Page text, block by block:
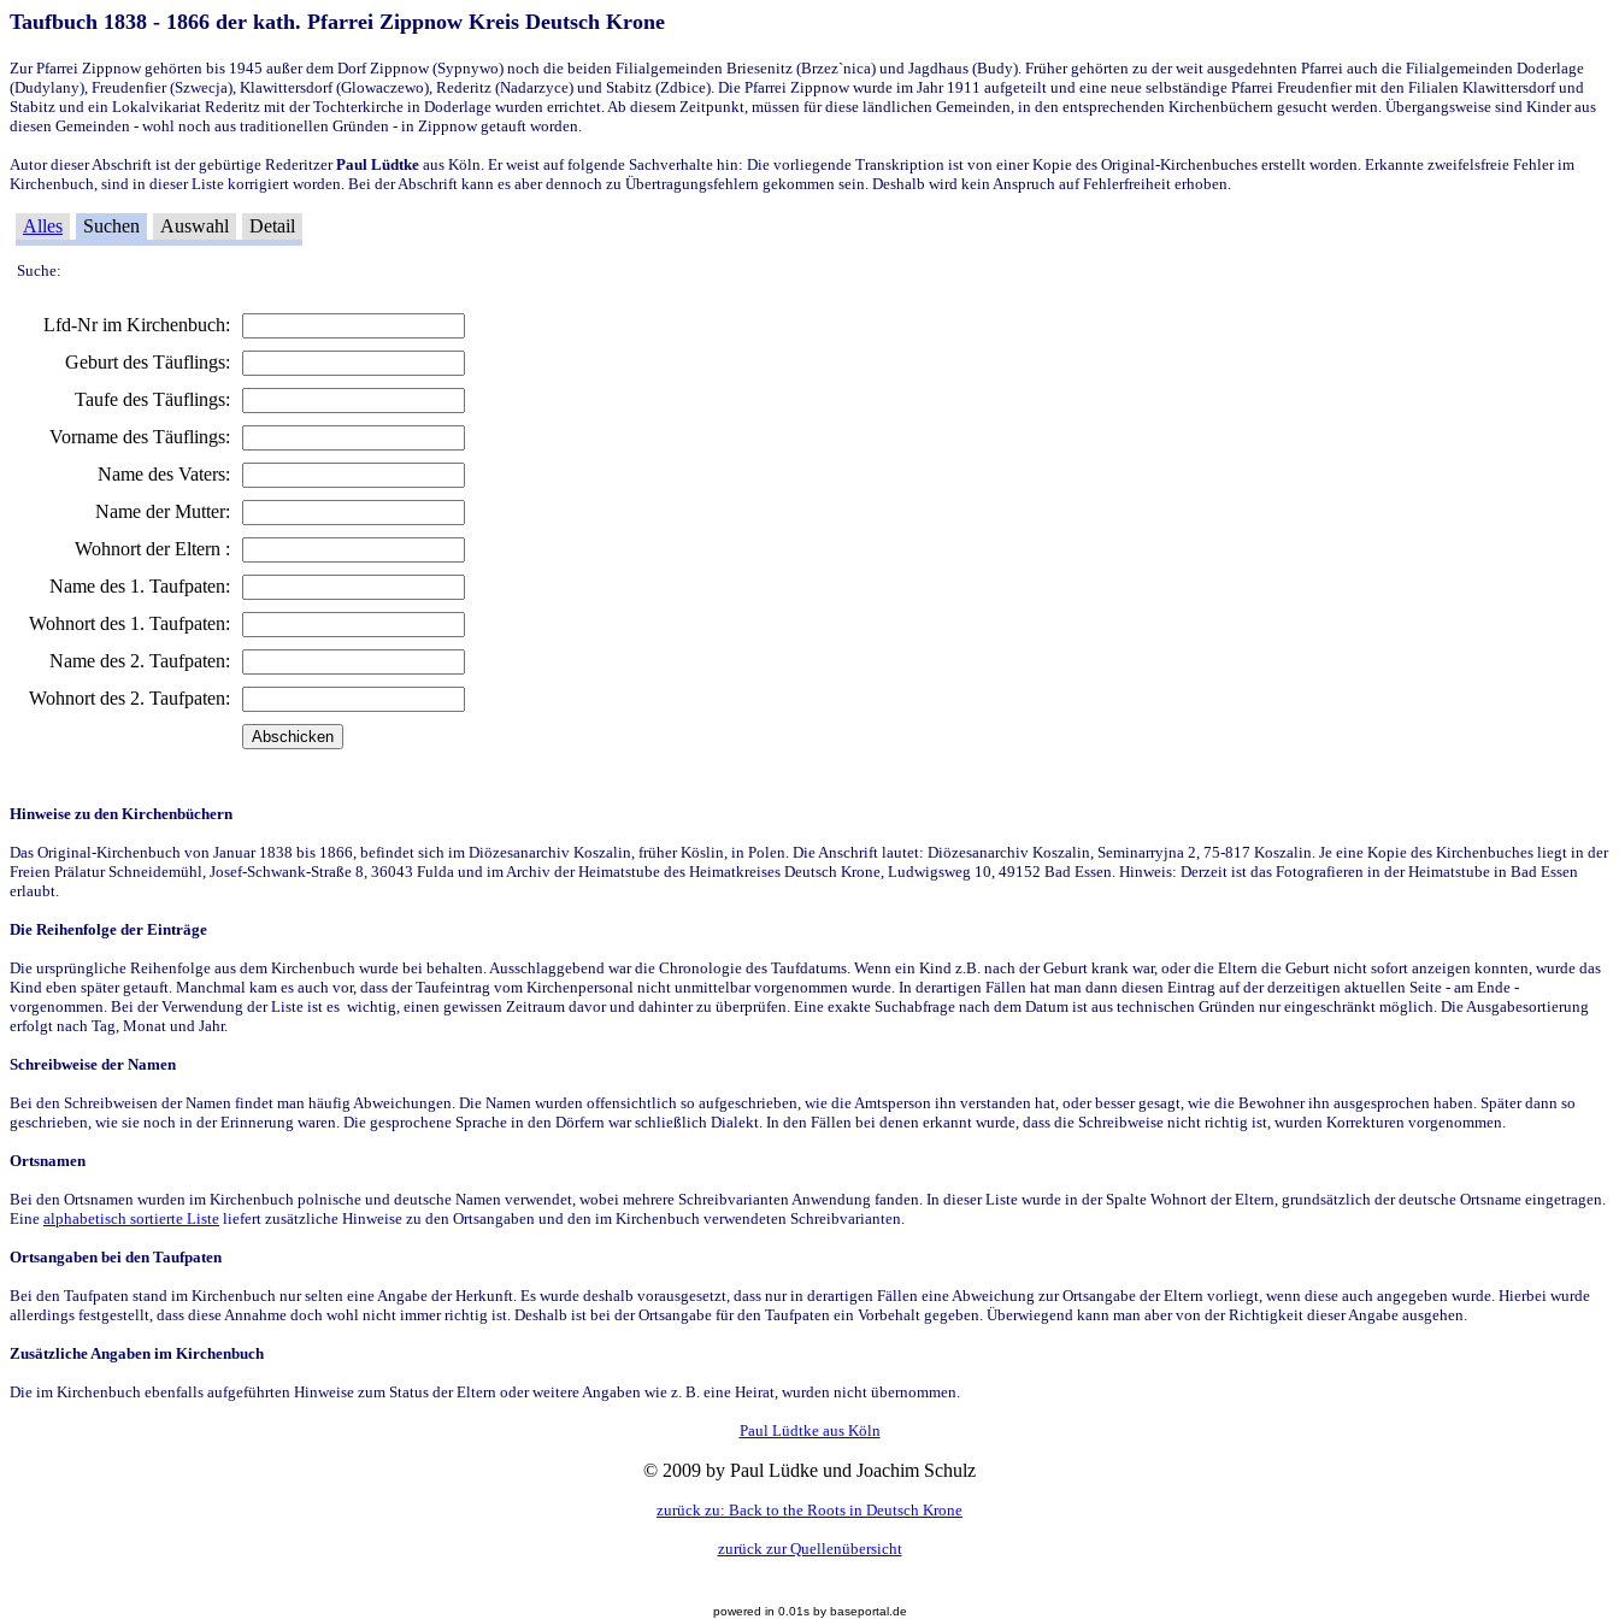
Taufbuch 1838 - 1866 der kath. Pfarrei Zippnow Kreis Deutsch Krone
Zur Pfarrei Zippnow gehörten bis 1945 außer dem Dorf Zippnow (Sypnywo) noch die beiden Filialgemeinden Briesenitz (Brzez`nica) und Jagdhaus (Budy). Früher gehörten zu der weit ausgedehnten Pfarrei auch die Filialgemeinden Doderlage
(Dudylany), Freudenfier (Szwecja), Klawittersdorf (Glowaczewo), Rederitz (Nadarzyce) und Stabitz (Zdbice). Die Pfarrei Zippnow wurde im Jahr 1911 aufgeteilt und eine neue selbständige Pfarrei Freudenfier mit den Filialen Klawittersdorf und
Stabitz und ein Lokalvikariat Rederitz mit der Tochterkirche in Doderlage wurden errichtet. Ab diesem Zeitpunkt, müssen für diese ländlichen Gemeinden, in den entsprechenden Kirchenbüchern gesucht werden. Übergangsweise sind Kinder aus
diesen Gemeinden - wohl noch aus traditionellen Gründen - in Zippnow getauft worden.
Autor dieser Abschrift ist der gebürtige RederitzerPaul Lüdtke aus Köln. Er weist auf folgende Sachverhalte hin: Die vorliegende Transkription ist von einer Kopie des Original-Kirchenbuches erstellt worden. Erkannte zweifelsfreie Fehler im
Kirchenbuch, sind in dieser Liste korrigiert worden. Bei der Abschrift kann es aber dennoch zu Übertragungsfehlern gekommen sein. Deshalb wird kein Anspruch auf Fehlerfreiheit erhoben.
Alles Suchen Auswahl Detail
Suche:
Lfd-Nr im Kirchenbuch:
Geburt des Täuflings:
Taufe des Täuflings:
Vorname des Täuflings:
Name des Vaters:
Name der Mutter:
Wohnort der Eltern :
Name des 1. Taufpaten:
Wohnort des 1. Taufpaten:
Name des 2. Taufpaten:
Wohnort des 2. Taufpaten:
Hinweise zu den Kirchenbüchern
Das Original-Kirchenbuch von Januar 1838 bis 1866, befindet sich im Diözesanarchiv Koszalin, früher Köslin, in Polen. Die Anschrift lautet: Diözesanarchiv Koszalin, Seminarryjna 2, 75-817 Koszalin. Je eine Kopie des Kirchenbuches liegt in der
Freien Prälatur Schneidemühl, Josef-Schwank-Straße 8, 36043 Fulda und im Archiv der Heimatstube des Heimatkreises Deutsch Krone, Ludwigsweg 10, 49152 Bad Essen. Hinweis: Derzeit ist das Fotografieren in der Heimatstube in Bad Essen
erlaubt.
Die Reihenfolge der Einträge
Die ursprüngliche Reihenfolge aus dem Kirchenbuch wurde bei behalten. Ausschlaggebend war die Chronologie des Taufdatums. Wenn ein Kind z.B. nach der Geburt krank war, oder die Eltern die Geburt nicht sofort anzeigen konnten, wurde das
Kind eben später getauft. Manchmal kam es auch vor, dass der Taufeintrag vom Kirchenpersonal nicht unmittelbar vorgenommen wurde. In derartigen Fällen hat man dann diesen Eintrag auf der derzeitigen aktuellen Seite - am Ende -
vorgenommen. Bei der Verwendung der Liste ist es wichtig, einen gewissen Zeitraum davor und dahinter zu überprüfen. Eine exakte Suchabfrage nach dem Datum ist aus technischen Gründen nur eingeschränkt möglich. Die Ausgabesortierung
erfolgt nach Tag, Monat und Jahr.
Schreibweise der Namen
Bei den Schreibweisen der Namen findet man häufig Abweichungen. Die Namen wurden offensichtlich so aufgeschrieben, wie die Amtsperson ihn verstanden hat, oder besser gesagt, wie die Bewohner ihn ausgesprochen haben. Später dann so
geschrieben, wie sie noch in der Erinnerung waren. Die gesprochene Sprache in den Dörfern war schließlich Dialekt. In den Fällen bei denen erkannt wurde, dass die Schreibweise nicht richtig ist, wurden Korrekturen vorgenommen.
Ortsnamen
Bei den Ortsnamen wurden im Kirchenbuch polnische und deutsche Namen verwendet, wobei mehrere Schreibvarianten Anwendung fanden. In dieser Liste wurde in der Spalte Wohnort der Eltern, grundsätzlich der deutsche Ortsname eingetragen.
Eine alphabetisch sortierte Liste liefert zusätzliche Hinweise zu den Ortsangaben und den im Kirchenbuch verwendeten Schreibvarianten.
Ortsangaben bei den Taufpaten
Bei den Taufpaten stand im Kirchenbuch nur selten eine Angabe der Herkunft. Es wurde deshalb vorausgesetzt, dass nur in derartigen Fällen eine Abweichung zur Ortsangabe der Eltern vorliegt, wenn diese auch angegeben wurde. Hierbei wurde
allerdings festgestellt, dass diese Annahme doch wohl nicht immer richtig ist. Deshalb ist bei der Ortsangabe für den Taufpaten ein Vorbehalt gegeben. Überwiegend kann man aber von der Richtigkeit dieser Angabe ausgehen.
Zusätzliche Angaben im Kirchenbuch
Die im Kirchenbuch ebenfalls aufgeführten Hinweise zum Status der Eltern oder weitere Angaben wie z. B. eine Heirat, wurden nicht übernommen.
Paul Lüdtke aus Köln
© 2009 by Paul Lüdke und Joachim Schulz
zurück zu: Back to the Roots in Deutsch Krone
zurück zur Quellenübersicht
powered in 0.01s by baseportal.de